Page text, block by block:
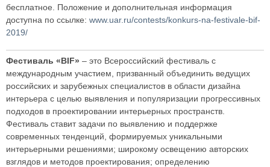
бесплатное. Положение и дополнительная информация
доступна по ссылке: www.uar.ru/contests/konkurs-na-festivale-bif-
2019/
Фестиваль «BIF» – это Всероссийский фестиваль с
международным участием, призванный объединить ведущих
российских и зарубежных специалистов в области дизайна
интерьера с целью выявления и популяризации прогрессивных
подходов в проектировании интерьерных пространств.
Фестиваль ставит задачи по выявлению и поддержке
современных тенденций, формируемых уникальными
интерьерными решениями; широкому освещению авторских
взглядов и методов проектирования; определению